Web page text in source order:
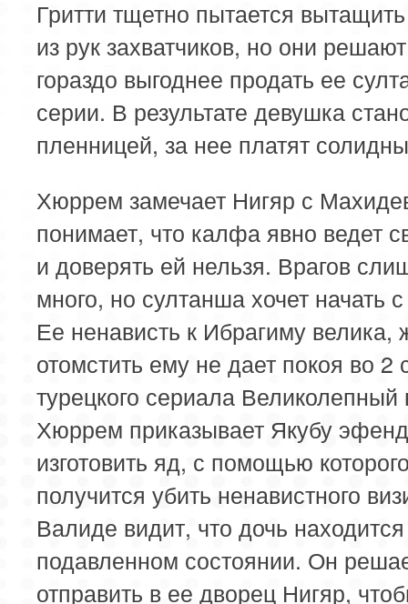
Гритти тщетно пытается
из рук захватчиков, но они
гораздо выгоднее продать ее
серии. В результате девушка
пленницей, за нее платят
Хюррем замечает Нигяр с
понимает, что калфа явно ведет
и доверять ей нельзя. Врагов
много, но султанша хочет начать с
Ее ненависть к Ибрагиму велика,
отомстить ему не дает покоя во 2
турецкого сериала Великолепный
Хюррем приказывает Якубу
изготовить яд, с помощью
получится убить ненавистного
Валиде видит, что дочь
подавленном состоянии. Он
отправить в ее дворец Нигяр,